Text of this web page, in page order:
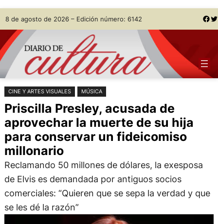
Saltar
al
contenido
Skip
to
content
8 de agosto de 2026 – Edición número: 6142 Facebook Twitter
CINE Y ARTES VISUALES MÚSICA
Priscilla Presley, acusada de
aprovechar la muerte de su hija
para conservar un fideicomiso
millonario
Reclamando 50 millones de dólares, la exesposa
de Elvis es demandada por antiguos socios
comerciales: “Quieren que se sepa la verdad y que
se les dé la razón”